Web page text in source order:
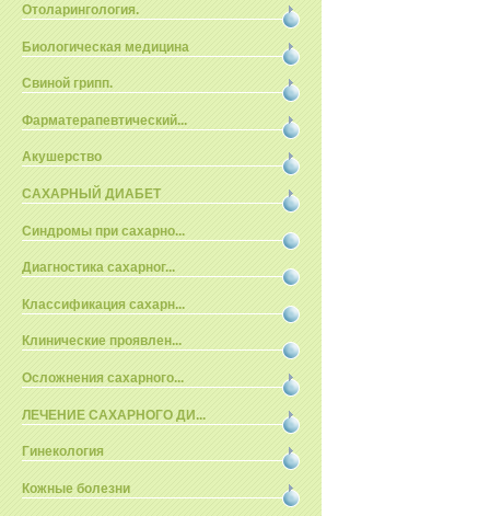
Отоларингология.
Биологическая медицина
Свиной грипп.
Фарматерапевтический...
Акушерство
САХАРНЫЙ ДИАБЕТ
Синдромы при сахарно...
Диагностика сахарног...
Классификация сахарн...
Клинические проявлен...
Осложнения сахарного...
ЛЕЧЕНИЕ САХАРНОГО ДИ...
Гинекология
Кожные болезни